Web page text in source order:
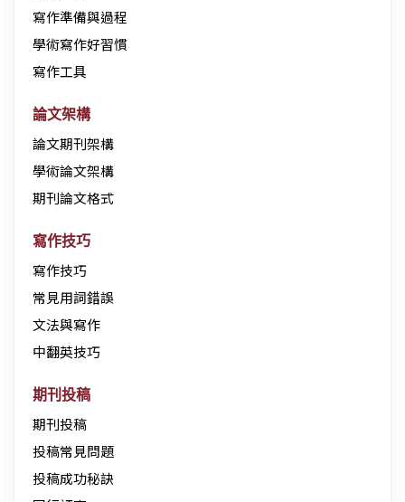
寫作準備與過程
學術寫作好習慣
寫作工具
論文架構
論文期刊架構
學術論文架構
期刊論文格式
寫作技巧
寫作技巧
常見用詞錯誤
文法與寫作
中翻英技巧
期刊投稿
期刊投稿
投稿常見問題
投稿成功秘訣